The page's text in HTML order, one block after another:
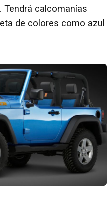
Tendrá calcomanías
de colores como azul